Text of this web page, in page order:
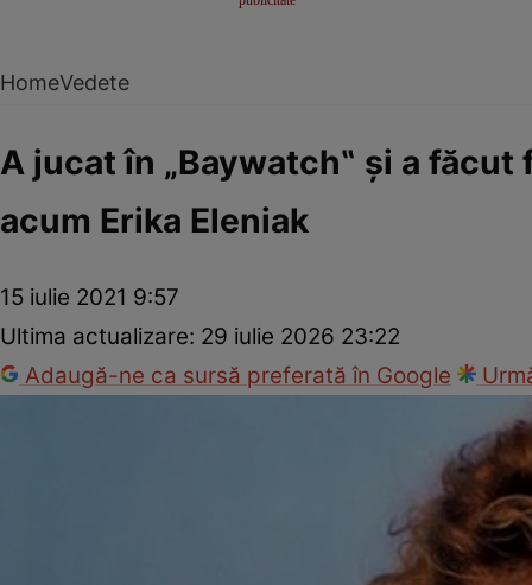
HomeVedete
A jucat în „Baywatch‟ şi a
acum Erika Eleniak
15 iulie 2021 9:57
Ultima actualizare: 29 iulie 2026 23:22
Adaugă-ne ca sursă preferată în Google